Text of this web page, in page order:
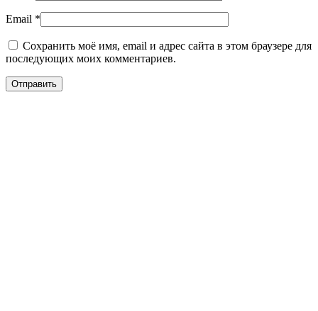
Email *
Сохранить моё имя, email и адрес сайта в этом браузере для
последующих моих комментариев.